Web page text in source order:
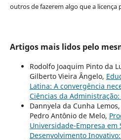
outros de fazerem algo que a licença
Artigos mais lidos pelo
Rodolfo Joaquim Pinto da
Gilberto Vieira Ângelo,
Latina: A convergência
Ciências da
Dannyela da Cunha
Pedro Antônio de Melo,
Universidade-Empresa em
Desenvolvimento Inovativo: